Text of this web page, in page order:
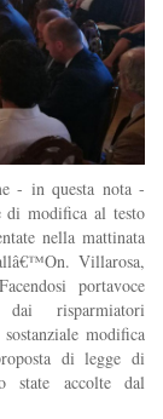
- in questa nota -
di modifica al testo
nella mattinata
Villarosa,
portavoce
risparmiatori
modifica
di legge di
state accolte dal